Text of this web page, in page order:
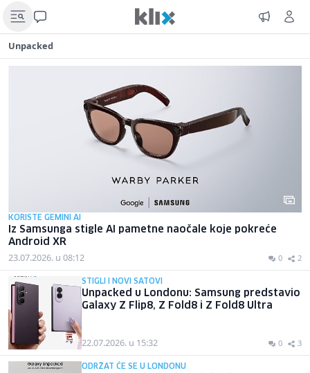
Unpacked
KORISTE GEMINI AI
Iz Samsunga stigle AI pametne naočale koje pokreće
Android XR
23.07.2026. u 08:12 0 2
STIGLI I NOVI SATOVI
Unpacked u Londonu: Samsung predstavio
Galaxy Z Flip8, Z Fold8 i Z Fold8 Ultra
22.07.2026. u 15:32 0 3
ODRŽAT ĆE SE U LONDONU